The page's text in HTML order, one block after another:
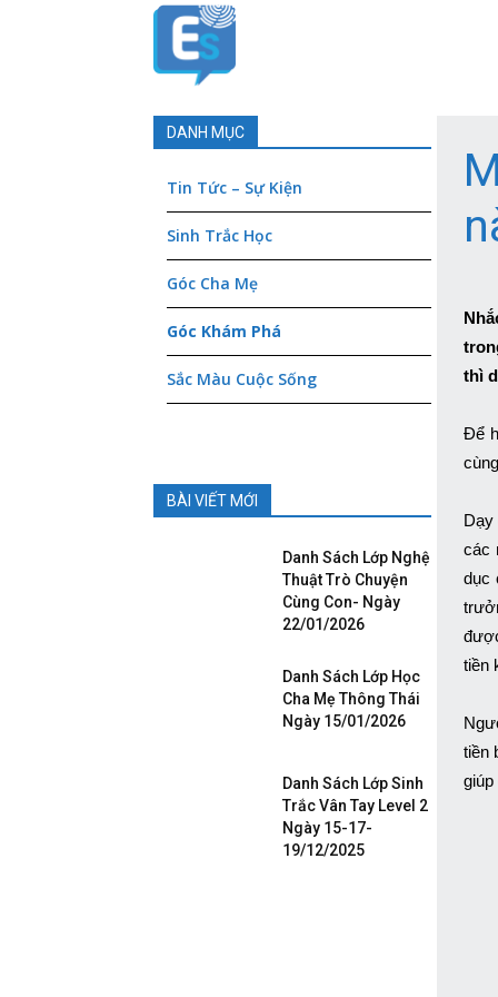
Symbol
thì
Để
Dạy
các
dục
tiền
tiền
giúp
DANH MỤC
Tin Tức – Sự Kiện
Sinh Trắc Học
Góc Cha Mẹ
Góc Khám Phá
Sắc Màu Cuộc Sống
BÀI VIẾT MỚI
Danh Sách Lớp Nghệ
Thuật Trò Chuyện
Cùng Con- Ngày
22/01/2026
Danh Sách Lớp Học
Cha Mẹ Thông Thái
Ngày 15/01/2026
Danh Sách Lớp Sinh
Trắc Vân Tay Level 2
Ngày 15-17-
19/12/2025